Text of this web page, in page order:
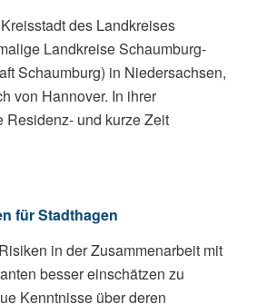
des Landkreises
Landkreise Schaumburg-
Schaumburg) in Niedersachsen,
von Hannover. In ihrer
Residenz- und kurze Zeit
für Stadthagen
in der Zusammenarbeit mit
besser einschätzen zu
Kenntnisse über deren